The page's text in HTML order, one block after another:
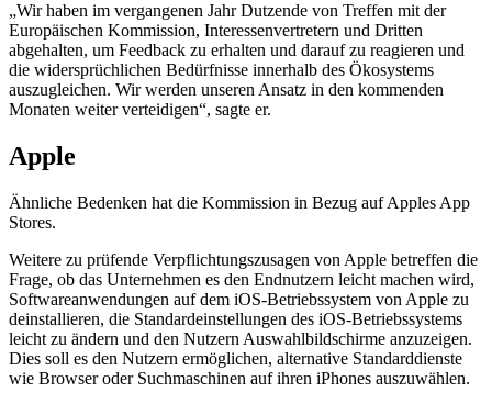
„Wir haben im vergangenen Jahr Dutzende von Treffen mit der
Europäischen Kommission, Interessenvertretern und Dritten
abgehalten, um Feedback zu erhalten und darauf zu reagieren und
die widersprüchlichen Bedürfnisse innerhalb des Ökosystems
auszugleichen. Wir werden unseren Ansatz in den kommenden
Monaten weiter verteidigen“, sagte er.
Apple
Ähnliche Bedenken hat die Kommission in Bezug auf Apples App
Stores.
Weitere zu prüfende Verpflichtungszusagen von Apple betreffen die
Frage, ob das Unternehmen es den Endnutzern leicht machen wird,
Softwareanwendungen auf dem iOS-Betriebssystem von Apple zu
deinstallieren, die Standardeinstellungen des iOS-Betriebssystems
leicht zu ändern und den Nutzern Auswahlbildschirme anzuzeigen.
Dies soll es den Nutzern ermöglichen, alternative Standarddienste
wie Browser oder Suchmaschinen auf ihren iPhones auszuwählen.